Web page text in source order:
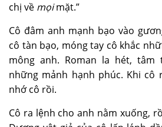
chị về mọimặt.”
Cô đâm anh mạnh bạo vào
cô tàn bạo, móng tay cô khắc
mông anh. Roman la hét,
những mảnh hạnh phúc. Khi cô
nhớ cô rồi.
Cô ra lệnh cho anh nằm xuống,